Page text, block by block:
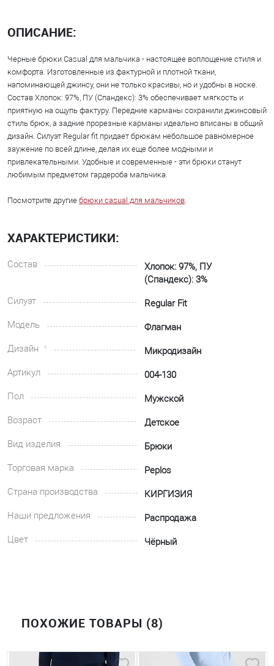
ОПИСАНИЕ:
Черные брюки Casual для мальчика - настоящее воплощение стиля и
комфорта. Изготовленные из фактурной и плотной ткани,
напоминающей джинсу, они не только красивы, но и удобны в носке.
Состав Хлопок: 97%, ПУ (Спандекс): 3% обеспечивает мягкость и
приятную на ощупь фактуру. Передние карманы сохранили джинсовый
стиль брюк, а задние прорезные карманы идеально вписаны в общий
дизайн. Силуэт Regular fit придает брюкам небольшое равномерное
заужение по всей длине, делая их еще более модными и
привлекательными. Удобные и современные - эти брюки станут
любимым предметом гардероба мальчика.
Посмотрите другие брюки casual для мальчиков.
ХАРАКТЕРИСТИКИ:
Состав
Хлопок: 97%, ПУ
(Спандекс): 3%
Силуэт
Regular Fit
Модель
Флагман
Дизайн
Микродизайн
Артикул
004-130
Пол
Мужской
Возраст
Детское
Вид изделия
Брюки
Торговая марка
Peplos
Страна производства
КИРГИЗИЯ
Наши предложения
Распродажа
Цвет
Чёрный
ПОХОЖИЕ ТОВАРЫ (8)